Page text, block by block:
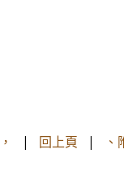
| 回上頁 |